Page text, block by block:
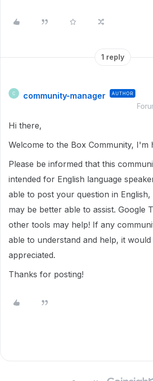
1 reply
C community-manager AUTHOR
Hi there,
Welcome to the Box Community, I'm
Please be informed that this
intended for English language
able to post your question in
may be better able to assist. Google
other tools may help! If any
able to understand and help, it
appreciated.
Thanks for posting!